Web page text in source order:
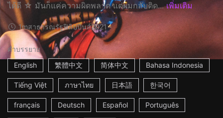
ได้ดี ☆ มันก็แค่ความผิดพลาด แต่ผมกลับติด... เพิ่มเติม
1mสาธารณรัฐฟิลิปปินส์2021
คำบรรยาย
English
繁體中文 简体中文 Bahasa Indonesia
Tiếng Việt ภาษาไทย 日本語 한국어
français Deutsch Español Português